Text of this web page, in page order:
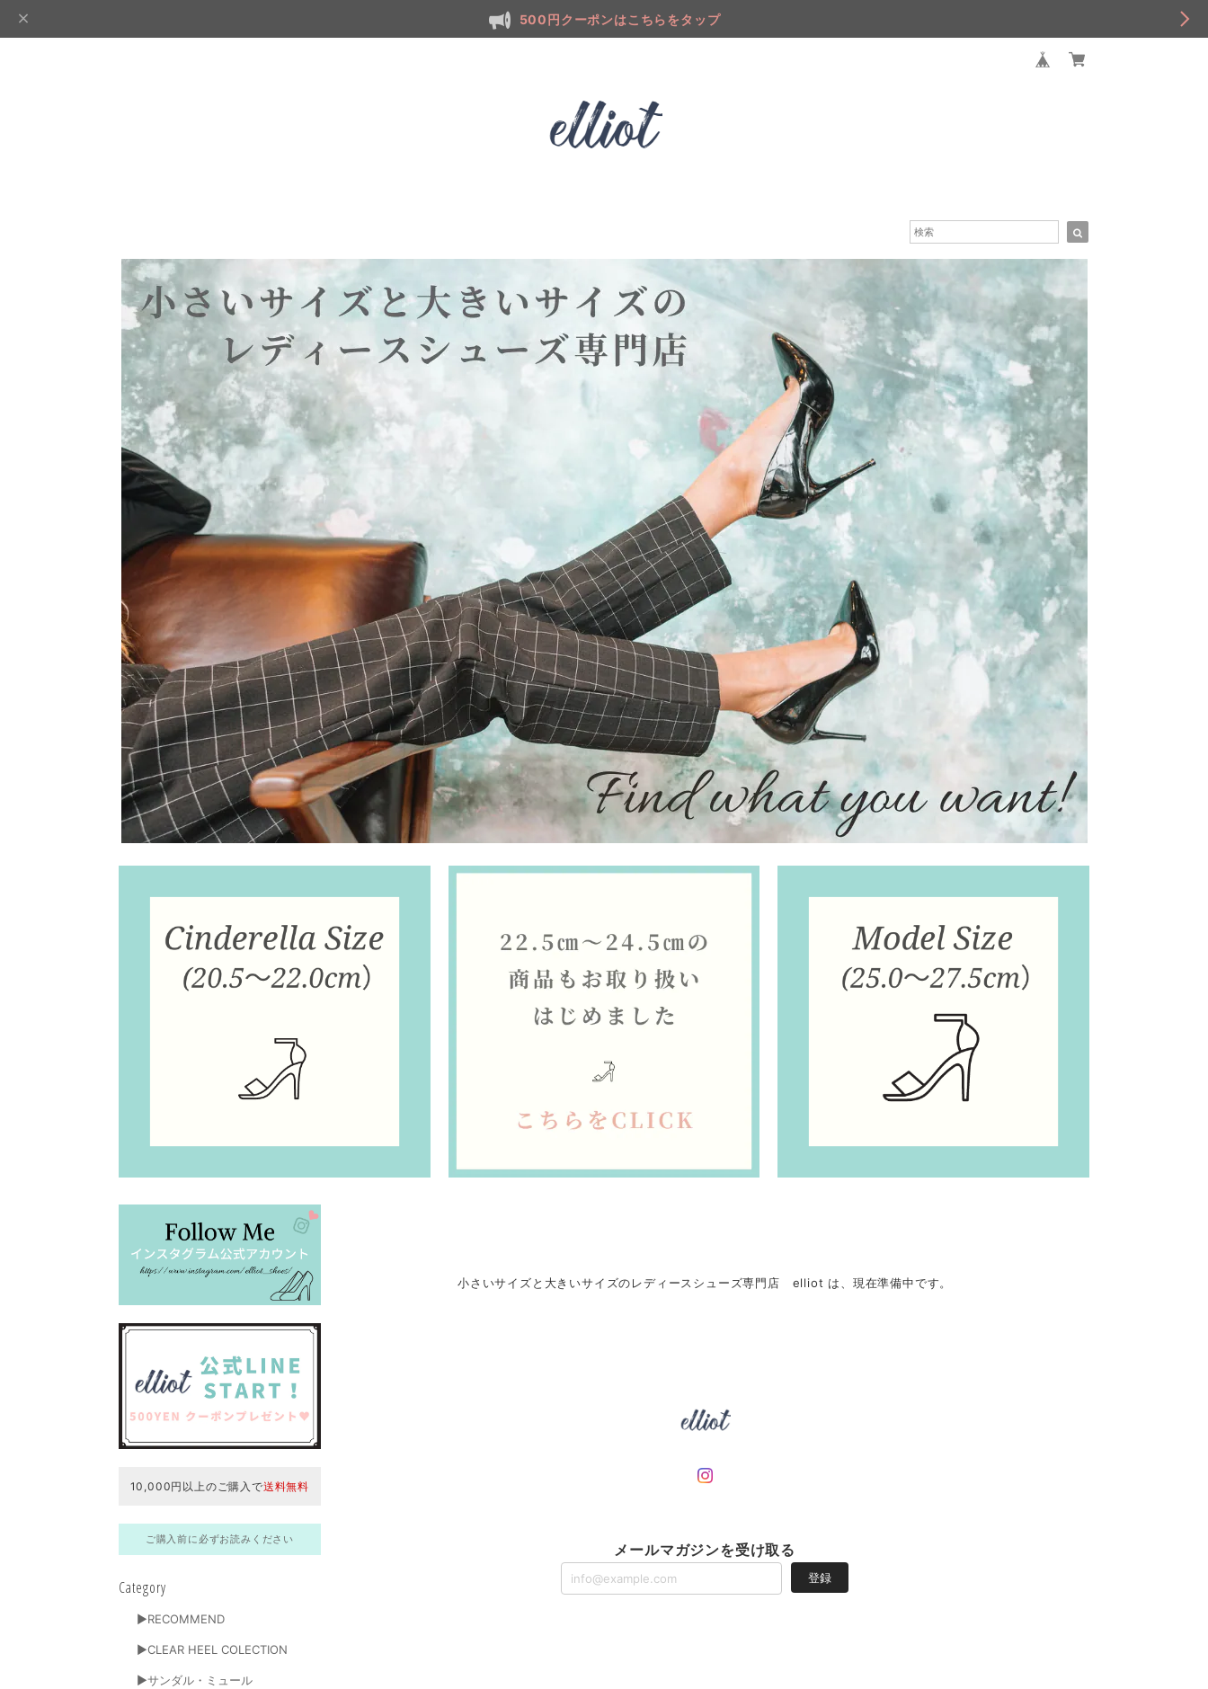
500円クーポンはこちらをタップ
10,000円以上のご購入で送料無料
ご購入前に必ずお読みください
Category
▶RECOMMEND
▶CLEAR HEEL COLECTION
▶サンダル・ミュール
小さいサイズと大きいサイズのレディースシューズ専門店 elliot は、現在準備中です。
メールマガジンを受け取る
登録